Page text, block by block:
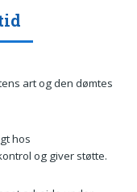
art og den dømtes
hos
og giver støtte.